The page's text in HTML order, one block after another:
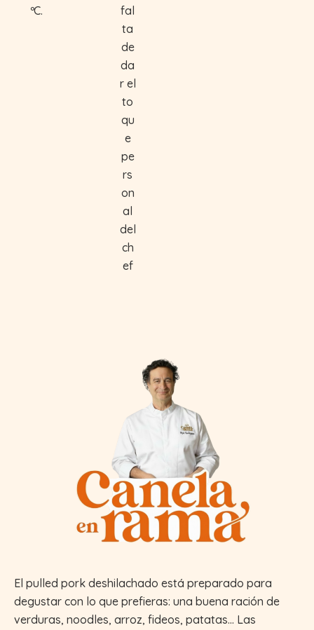
ºC.
fal
ta
de
da
r el
to
qu
e
pe
rs
on
al
del
ch
ef
El pulled pork deshilachado está preparado para
degustar con lo que prefieras: una buena ración de
verduras, noodles, arroz, fideos, patatas… Las